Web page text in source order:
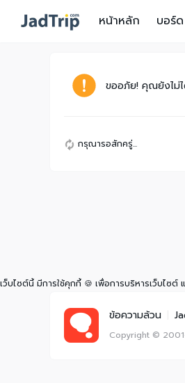
หน้าหลัก บอร์ด
ขออภัย! คุณยังไม่ไ
กรุณารอสักครู่...
เว็บไซต์นี้ มีการใช้คุกกี้ 🍪 เพื่อการบริหารเว็บไซต์
ข้อความล้วน
Copyright ©